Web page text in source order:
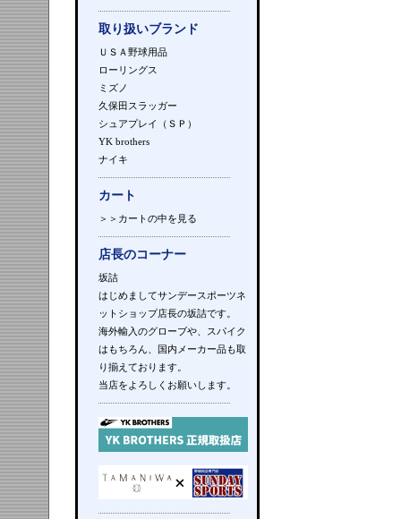
取り扱いブランド
ＵＳＡ野球用品
ローリングス
ミズノ
久保田スラッガー
シュアプレイ（ＳＰ）
YK brothers
ナイキ
カート
＞＞カートの中を見る
店長のコーナー
坂詰
はじめましてサンデースポーツネ
ットショップ店長の坂詰です。
海外輸入のグローブや、スパイク
はもちろん、国内メーカー品も取
り揃えております。
当店をよろしくお願いします。